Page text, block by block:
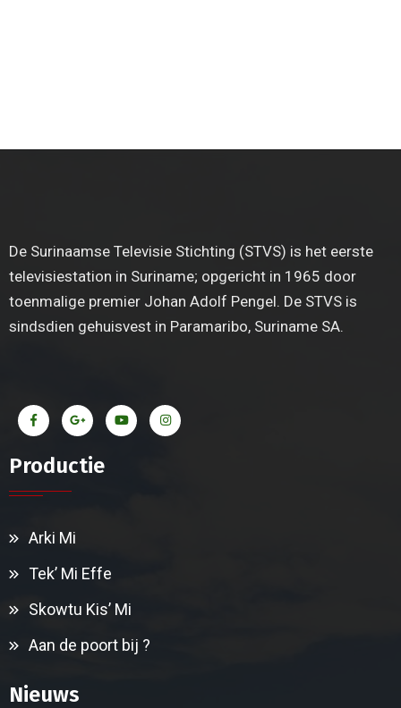
De Surinaamse Televisie Stichting (STVS) is het eerste
televisiestation in Suriname; opgericht in 1965 door
toenmalige premier Johan Adolf Pengel. De STVS is
sindsdien gehuisvest in Paramaribo, Suriname SA.
Productie
Arki Mi
Tek’ Mi Effe
Skowtu Kis’ Mi
Aan de poort bij ?
Nieuws